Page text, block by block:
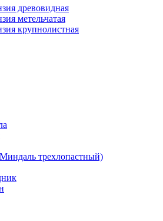
древовидная
метельчатая
крупнолистная
трехлопастный)